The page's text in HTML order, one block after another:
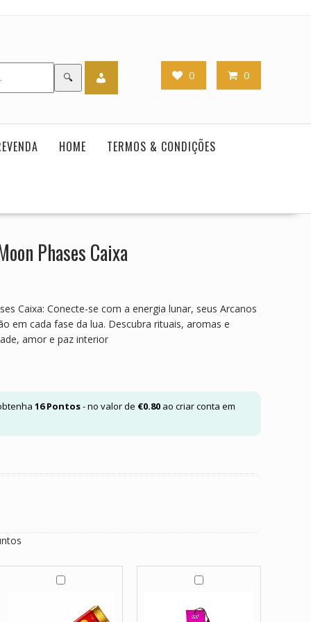
0 0
🔍
HOME TERMOS & CONDIÇÕES
Phases Caixa
Caixa: Conecte-se com a energia lunar, seus Arcanos
em cada fase da lua. Descubra rituais, aromas e
amor e paz interior
16Pontos- no valor de €0.80 ao criar conta em
I
I
c